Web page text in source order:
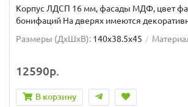
Корпус ЛДСП 16 мм, фасады МДФ, цвет
бонифаций На дверях имеются
Размеры (ДхШxВ): 140x38.5x45
12590р.
В корзину